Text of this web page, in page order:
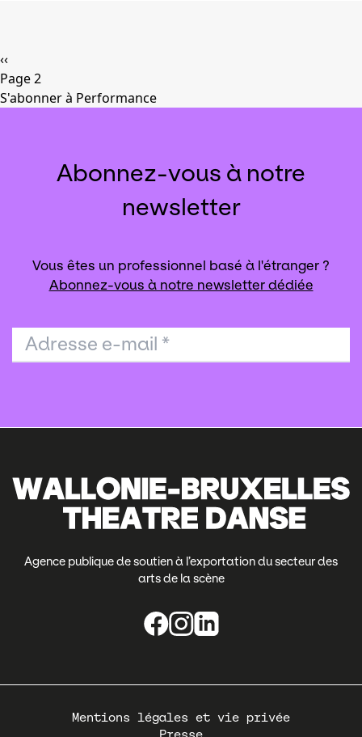
Pagination
Page
précédente
‹‹
Page 2
S'abonner à Performance
Abonnez-vous à notre
newsletter
Vous êtes un professionnel basé à l'étranger ?
Abonnez-vous à notre newsletter dédiée
Adresse e-mail *
Agence publique de soutien à l’exportation du secteur des
arts de la scène
Pied
Mentions légales et vie privée